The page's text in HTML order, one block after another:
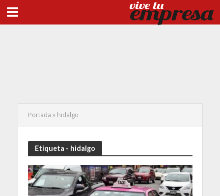
Portada » hidalgo
Etiqueta - hidalgo